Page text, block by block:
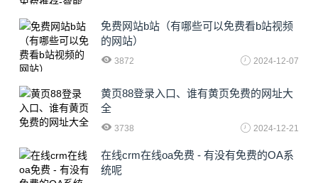
免费网站b站（有哪些可以免费看b站视频
的网站）
3872 2024-12-07
黄页88登录入口、谁有黄页免费的网址大
全
3738 2024-12-21
在线crm在线oa免费 - 有没有免费的OA系
统呢